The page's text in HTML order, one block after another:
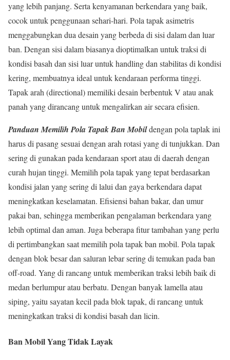
yang lebih panjang. Serta kenyamanan berkendara yang baik,
cocok untuk penggunaan sehari-hari. Pola tapak asimetris
menggabungkan dua desain yang berbeda di sisi dalam dan luar
ban. Dengan sisi dalam biasanya dioptimalkan untuk traksi di
kondisi basah dan sisi luar untuk handling dan stabilitas di kondisi
kering, membuatnya ideal untuk kendaraan performa tinggi.
Tapak arah (directional) memiliki desain berbentuk V atau anak
panah yang dirancang untuk mengalirkan air secara efisien.
Panduan Memilih Pola Tapak Ban Mobildengan pola taplak ini
harus di pasang sesuai dengan arah rotasi yang di tunjukkan. Dan
sering di gunakan pada kendaraan sport atau di daerah dengan
curah hujan tinggi. Memilih pola tapak yang tepat berdasarkan
kondisi jalan yang sering di lalui dan gaya berkendara dapat
meningkatkan keselamatan. Efisiensi bahan bakar, dan umur
pakai ban, sehingga memberikan pengalaman berkendara yang
lebih optimal dan aman. Juga beberapa fitur tambahan yang perlu
di pertimbangkan saat memilih pola tapak ban mobil. Pola tapak
dengan blok besar dan saluran lebar sering di temukan pada ban
off-road. Yang di rancang untuk memberikan traksi lebih baik di
medan berlumpur atau berbatu. Dengan banyak lamella atau
siping, yaitu sayatan kecil pada blok tapak, di rancang untuk
meningkatkan traksi di kondisi basah dan licin.
Ban Mobil Yang Tidak Layak